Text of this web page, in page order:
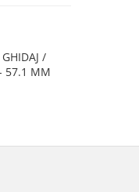
/
57.1 MM